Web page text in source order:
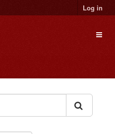
Log in